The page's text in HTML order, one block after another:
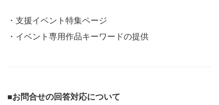
・支援イベント特集ページ
・イベント専用作品キーワードの提供
■お問合せの回答対応について